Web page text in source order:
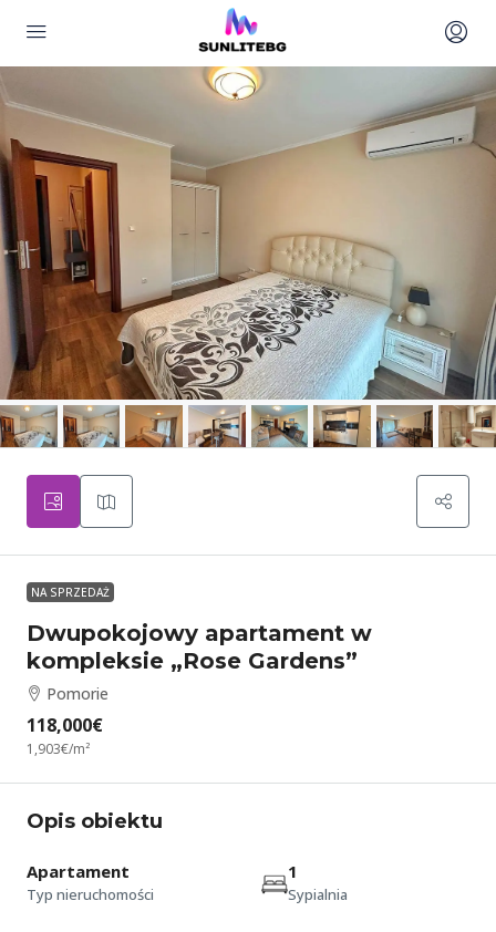
NA SPRZEDAŻ
Dwupokojowy apartament w
kompleksie „Rose Gardens”
Pomorie
118,000€
1,903€/m²
Opis obiektu
Apartament
Typ nieruchomości
1
Sypialnia